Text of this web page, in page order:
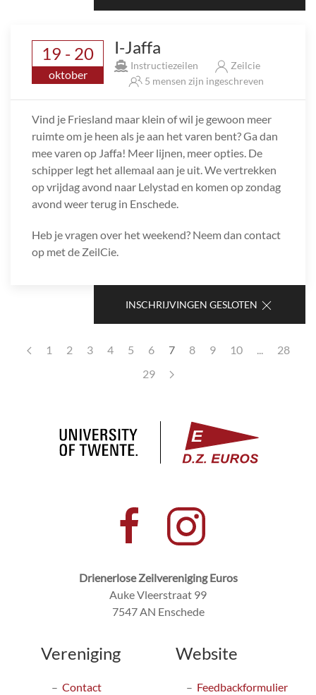
19 - 20
oktober
I-Jaffa
Instructiezeilen
Zeilcie
5 mensen zijn ingeschreven
Vind je Friesland maar klein of wil je gewoon meer
ruimte om je heen als je aan het varen bent? Ga dan
mee varen op Jaffa! Meer lijnen, meer opties. De
schipper legt het allemaal aan je uit. We vertrekken
op vrijdag avond naar Lelystad en komen op zondag
avond weer terug in Enschede.
Heb je vragen over het weekend? Neem dan contact
op met de ZeilCie.
INSCHRIJVINGEN GESLOTEN
1 2 3 4 5 6 7 8 9 10 ...
28
29
Drienerlose Zeilvereniging Euros
Auke Vleerstraat 99
7547 AN Enschede
Vereniging
Contact
Website
Feedbackformulier